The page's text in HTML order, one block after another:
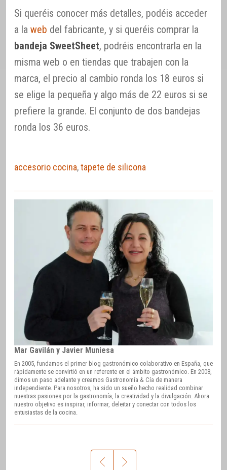
Si queréis conocer más detalles, podéis acceder
a la web del fabricante, y si queréis comprar la
bandeja SweetSheet, podréis encontrarla en la
misma web o en tiendas que trabajen con la
marca, el precio al cambio ronda los 18 euros si
se elige la pequeña y algo más de 22 euros si se
prefiere la grande. El conjunto de dos bandejas
ronda los 36 euros.
accesorio cocina,tapete de silicona
Mar Gavilán y Javier Muniesa
En 2005, fundamos el primer blog gastronómico colaborativo en España, que
rápidamente se convirtió en un referente en el ámbito gastronómico. En 2008,
dimos un paso adelante y creamos Gastronomía & Cía de manera
independiente. Para nosotros, ha sido un sueño hecho realidad combinar
nuestras pasiones por la gastronomía, la creatividad y la divulgación. Ahora
nuestro objetivo es inspirar, informar, deleitar y conectar con todos los
entusiastas de la cocina.